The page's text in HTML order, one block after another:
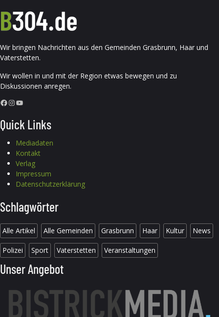
Wir bringen Nachrichten aus den Gemeinden Grasbrunn, Haar und
Vaterstetten.
Wir wollen in und mit der Region etwas bewegen und zu
Diskussionen anregen.
Facebook InstagramYouTube
Quick Links
Mediadaten
Kontakt
Verlag
Impressum
Datenschutzerklärung
Schlagwörter
Alle Artikel Alle Gemeinden Grasbrunn Haar Kultur News
Polizei Sport Vaterstetten Veranstaltungen
Unser Angebot